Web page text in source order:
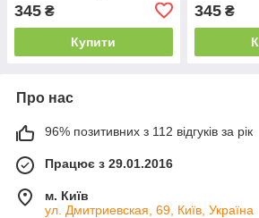
345 ₴
Купити
345₴
Про нас
96% позитивних з 112 відгуків за рік
Працює з 29.01.2016
м. Київ
ул. Дмитриевская, 69, Київ, Україна